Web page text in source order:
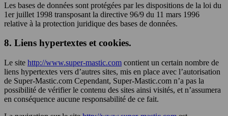
Les bases de données sont protégées par les dispositions de la loi du
1er juillet 1998 transposant la directive 96/9 du 11 mars 1996
relative à la protection juridique des bases de données.
8. Liens hypertextes et cookies.
Le site http://www.super-mastic.com contient un certain nombre de
liens hypertextes vers d’autres sites, mis en place avec l’autorisation
de Super-Mastic.com Cependant, Super-Mastic.com n’a pas la
possibilité de vérifier le contenu des sites ainsi visités, et n’assumera
en conséquence aucune responsabilité de ce fait.